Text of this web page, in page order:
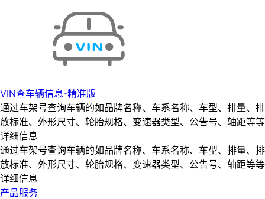
VIN查车辆信息-精准版
通过车架号查询车辆的如品牌名称、车系名称、车型、排量、排
放标准、外形尺寸、轮胎规格、变速器类型、公告号、轴距等等
详细信息
通过车架号查询车辆的如品牌名称、车系名称、车型、排量、排
放标准、外形尺寸、轮胎规格、变速器类型、公告号、轴距等等
详细信息
产品服务